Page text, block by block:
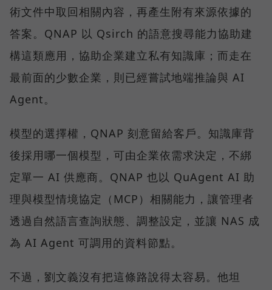
術文件中取回相關內容，再產生附有來源依據的
答案。QNAP 以 Qsirch 的語意搜尋能力協助建
構這類應用，協助企業建立私有知識庫；而走在
最前面的少數企業，則已經嘗試地端推論與 AI
Agent。
模型的選擇權，QNAP 刻意留給客戶。知識庫背
後採用哪一個模型，可由企業依需求決定，不綁
定單一 AI 供應商。QNAP 也以 QuAgent AI 助
理與模型情境協定（MCP）相關能力，讓管理者
透過自然語言查詢狀態、調整設定，並讓 NAS 成
為 AI Agent 可調用的資料節點。
不過，劉文義沒有把這條路說得太容易。他坦